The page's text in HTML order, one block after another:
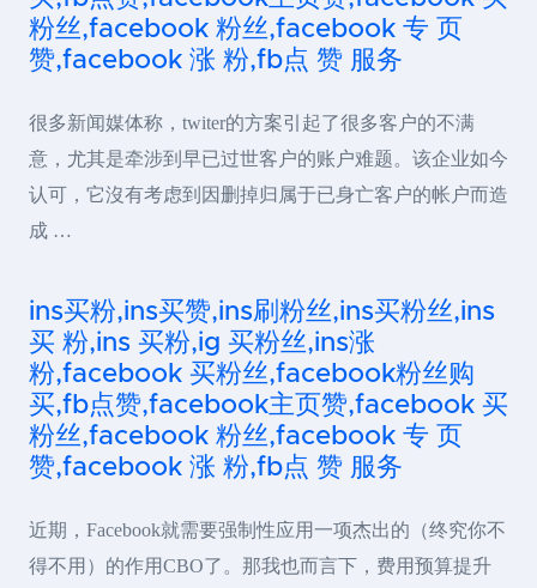
粉丝,facebook 粉丝,facebook 专 页
赞,facebook 涨 粉,fb点 赞 服务
很多新闻媒体称，twiter的方案引起了很多客户的不满
意，尤其是牵涉到早已过世客户的账户难题。该企业如今
认可，它沒有考虑到因删掉归属于已身亡客户的帐户而造
成 …
ins买粉,ins买赞,ins刷粉丝,ins买粉丝,ins
买 粉,ins 买粉,ig 买粉丝,ins涨
粉,facebook 买粉丝,facebook粉丝购
买,fb点赞,facebook主页赞,facebook 买
粉丝,facebook 粉丝,facebook 专 页
赞,facebook 涨 粉,fb点 赞 服务
近期，Facebook就需要强制性应用一项杰出的（终究你不
得不用）的作用CBO了。那我也而言下，费用预算提升